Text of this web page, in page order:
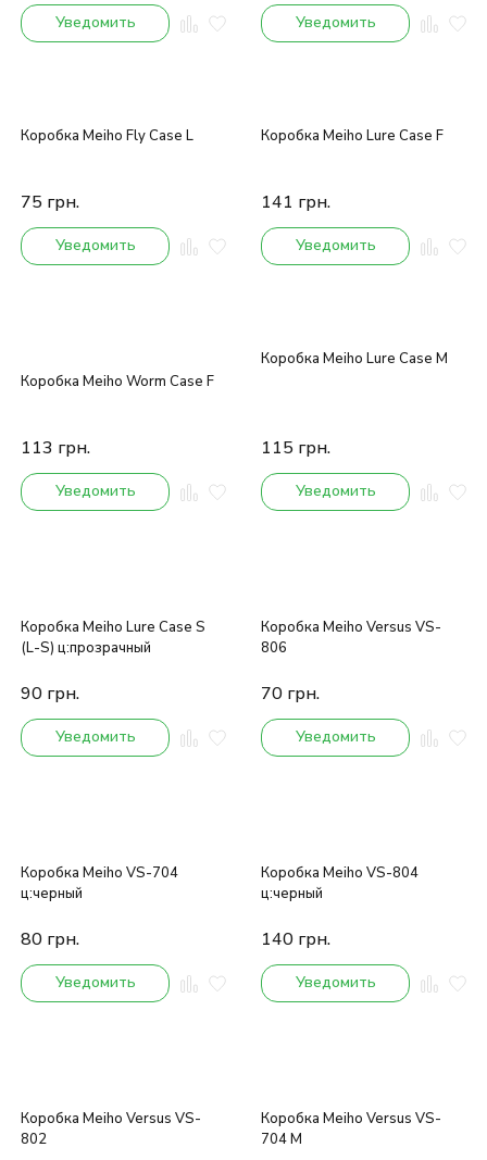
Уведомить Уведомить
Коробка Meiho Fly Case L
75 грн.
Уведомить
Коробка Meiho Lure Case F
141 грн.
Уведомить
Коробка Meiho Worm Case F
113 грн.
Уведомить
Коробка Meiho Lure Case M
115 грн.
Уведомить
Коробка Meiho Lure Case S
(L-S) ц:прозрачный
90 грн.
Уведомить
Коробка Meiho Versus VS-
806
70 грн.
Уведомить
Коробка Meiho VS-704
ц:черный
80 грн.
Уведомить
Коробка Meiho VS-804
ц:черный
140 грн.
Уведомить
Коробка Meiho Versus VS-
802
Коробка Meiho Versus VS-
704 M